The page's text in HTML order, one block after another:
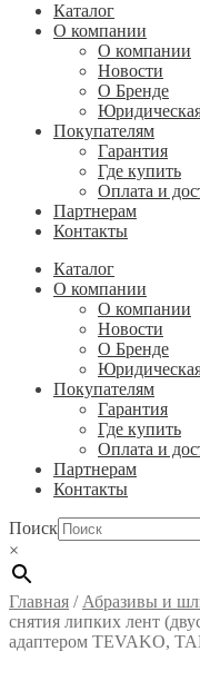
Каталог
О компании
О компании
Новости
О Бренде
Покупателям
Гарантия
Где купить
Оплата и
Партнерам
Контакты
Каталог
О компании
О компании
Новости
О Бренде
Покупателям
Гарантия
Где купить
Оплата и
Партнерам
Контакты
Поиск
×
Главная / Абразивы и
снятия липких лент
адаптером TEVAKO,